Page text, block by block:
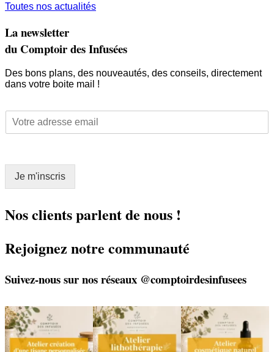
Toutes nos actualités
La newsletter
du Comptoir des Infusées
Des bons plans, des nouveautés, des conseils, directement
dans votre boite mail !
E
m
a
a
i
l
Je m'inscris
Nos clients parlent de nous !
Rejoignez notre communauté
Suivez-nous sur nos réseaux @comptoirdesinfusees
🌿 Créez votre tisane sur-
mesure
Un...
🌿 Un bracelet
énergétique, juste pour
vous
...
🌿 Deux rendez-vous
cosmétiques avec Sophie
(Lou...